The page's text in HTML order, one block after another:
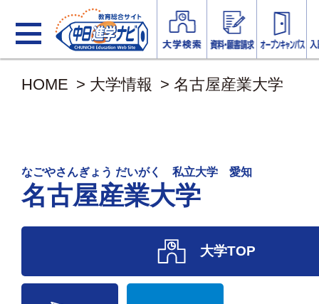
HOME > 大学情報 > 名古屋産業大学
なごやさんぎょう だいがく 私立大学 愛知
名古屋産業大学
大学TOP